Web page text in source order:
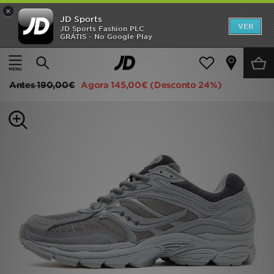
×
JD Sports
JD Sports Fashion PLC
GRÁTIS - No Google Play
VER
Página principal
Homem Calçado de Homem Sapatilhas
Saucony ProGrid Omni 9 Armor
Antes190,00€ Agora145,00€ (Desconto 24%)
INÍCIO
Promoções
MULHER
DESPORTO
FUTEBOL JD